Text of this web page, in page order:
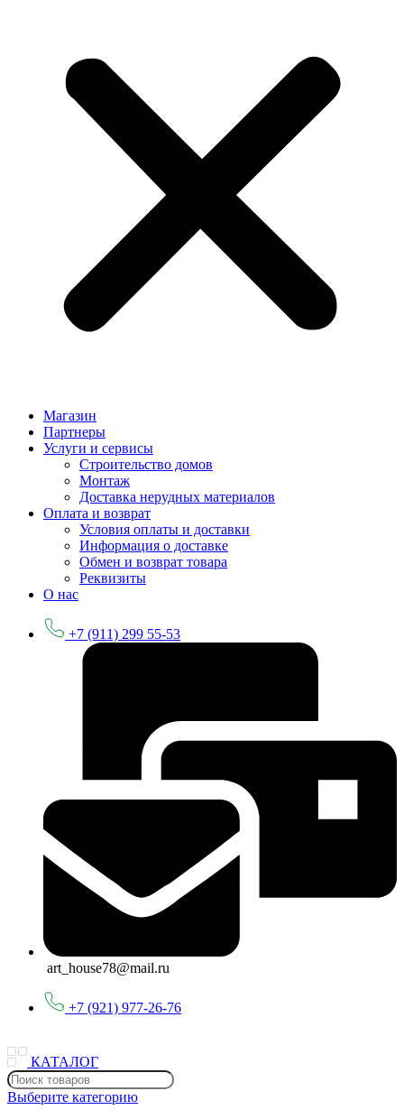
Магазин
Партнеры
Услуги и сервисы
Строительство домов
Монтаж
Доставка нерудных материалов
Оплата и возврат
Условия оплаты и доставки
Информация о доставке
Обмен и возврат товара
Реквизиты
О нас
+7 (911) 299 55-53
art_house78@mail.ru
+7 (921) 977-26-76
КАТАЛОГ
Выберите категорию